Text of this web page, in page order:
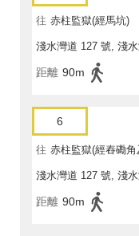
往 赤柱監獄(經馬坑)
淺水灣道 127 號, 淺
距離 90m
6
往 赤柱監獄(經舂磡角
淺水灣道 127 號, 淺
距離 90m